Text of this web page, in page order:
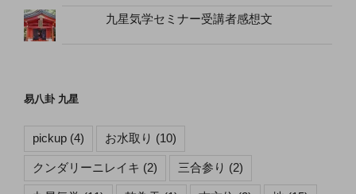
九星気学セミナー受講者感想文
易八卦 九星
pickup (4) お水取り (10)
クンダリーニレイキ (2) 三合参り (2)